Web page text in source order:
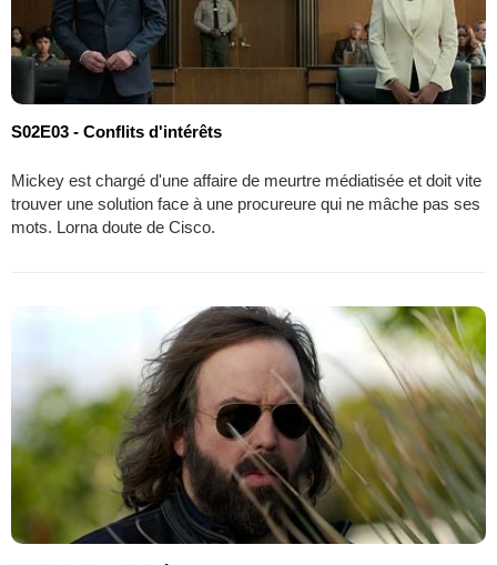
S02E03 - Conflits d'intérêts
Mickey est chargé d'une affaire de meurtre médiatisée et doit vite
trouver une solution face à une procureure qui ne mâche pas ses
mots. Lorna doute de Cisco.